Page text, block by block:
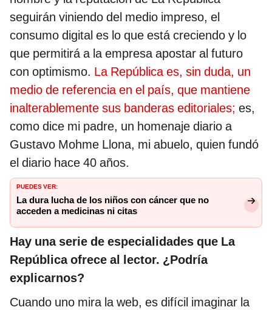
seguirán viniendo del medio impreso, el
consumo digital es lo que está creciendo y lo
que permitirá a la empresa apostar al futuro
con optimismo. La República es, sin duda, un
medio de referencia en el país, que mantiene
inalterablemente sus banderas editoriales; es,
como dice mi padre, un homenaje diario a
Gustavo Mohme Llona, mi abuelo, quien fundó
el diario hace 40 años.
PUEDES VER:
La dura lucha de los niños con cáncer que no
acceden a medicinas ni citas
Hay una serie de especialidades que La
República ofrece al lector. ¿Podría
explicarnos?
Cuando uno mira la web, es difícil imaginar la